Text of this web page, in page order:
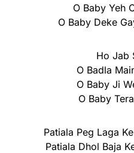
O Baby Yeh
O Baby Deke
Ho Jab
O Badla
O Baby Ji
O Baby
Patiala Peg Laga
Patiala Dhol Baja